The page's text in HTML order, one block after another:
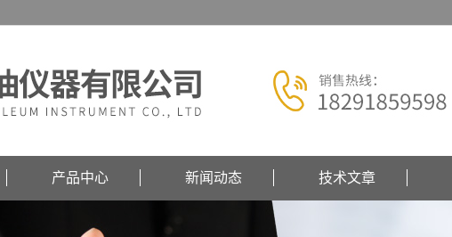
产品中心 新闻动态 技术文章